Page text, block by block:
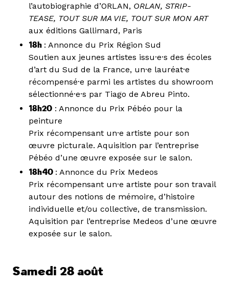
l’autobiographie d’ORLAN, ORLAN, STRIP-
TEASE, TOUT SUR MA VIE, TOUT SUR MON ART
aux éditions Gallimard, Paris
18h : Annonce du Prix Région Sud
Soutien aux jeunes artistes issu·e·s des écoles
d’art du Sud de la France, un·e lauréat·e
récompensé·e parmi les artistes du showroom
sélectionné·e·s par Tiago de Abreu Pinto.
18h20 : Annonce du Prix Pébéo pour la
peinture
Prix récompensant un·e artiste pour son
œuvre picturale. Aquisition par l’entreprise
Pébéo d’une œuvre exposée sur le salon.
18h40 : Annonce du Prix Medeos
Prix récompensant un·e artiste pour son travail
autour des notions de mémoire, d’histoire
individuelle et/ou collective, de transmission.
Aquisition par l’entreprise Medeos d’une œuvre
exposée sur le salon.
Samedi 28 août